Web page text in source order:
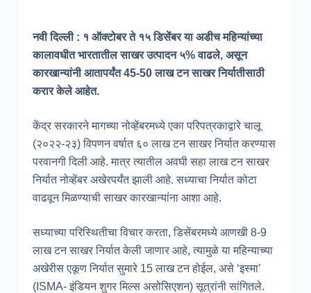
नवी दिल्ली : १ ऑक्टोबर ते १५ डिसेंबर या अडीच महिन्यांच्या
कालावधीत भारतातील साखर उत्पादन ५% वाढले, असून
कारखान्यांनी आतापर्यंत 45-50 लाख टन साखर निर्यातीसाठी
करार केले आहेत.
केंद्र सरकारने मागच्या नोव्हेंबरमध्ये एका परिपत्रकाद्वारे चालू
(२०२२-२३) विपणन वर्षात ६० लाख टन साखर निर्यात करण्यास
परवानगी दिली आहे. मात्र त्यातील अवघी सहा लाख टन साखर
निर्यात नोव्हेंबर अखेरपर्यंत झाली आहे. सध्याचा निर्यात कोटा
वाढवून मिळण्याची साखर कारखान्यांना आशा आहे.
सध्याच्या परिस्थितीचा विचार करता, डिसेंबरमध्ये आणखी 8-9
लाख टन साखर निर्यात केली जाणार आहे, त्यामुळे या महिन्याच्या
अखेरीस एकूण निर्यात सुमारे 15 लाख टन होईल, असे ‘इस्मा’
(ISMA- इंडियन शुगर मिल्स असोसिएशन) सूत्रांनी सांगितले.